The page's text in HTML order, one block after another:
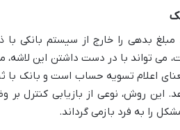
بدهی را خارج از سیستم بانکی
می تواند با در دست داشتن این
اعلام تسویه حساب است و بانک با ثبت
این روش، نوعی از بازیابی کنترل
را به فرد بازمی گرداند.